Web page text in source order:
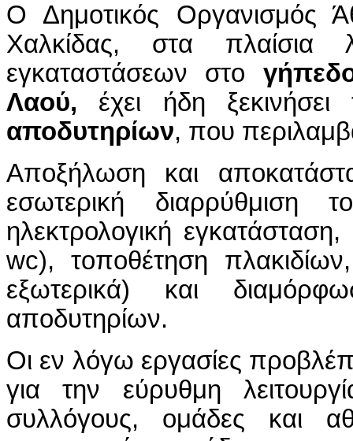
Ο Δημοτικός Οργανισμός
Χαλκίδας, στα πλαίσια
εγκαταστάσεων στο
Λαού, έχει ήδη
αποδυτηρίων, που
Αποξήλωση και
εσωτερική
ηλεκτρολογική
wc), τοποθέτηση
εξωτερικά) και
αποδυτηρίων.
Οι εν λόγω εργασίες
για την εύρυθμη
συλλόγους, ομάδες και